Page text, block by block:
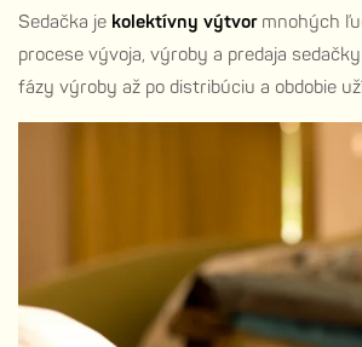
Sedačka je kolektívny výtvormnohých
procese vývoja, výroby a predaja
fázy výroby až po distribúciu a obdobie